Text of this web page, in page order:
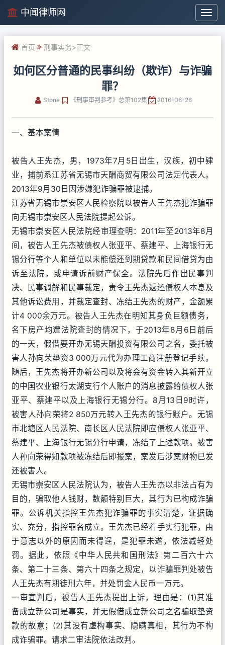
中
闻
律
中闻律师网
首页 刑事实务>正文
如何区分普通的民事纠纷（欺诈）与诈骗
罪？
Stone 《刑事审判参考》总第102集 2016-06-26
一、基本案情
被告人王先杰，男，1973年7月5日出生，汉族，初中肄
业，捕前系江苏省无锡市天酬商贸有限公司法定代表人。
2013年9月30日因涉嫌犯诈骗罪被逮捕。
江苏省无锡市崇安区人民检察院以被告人王先杰犯诈骗罪
向无锡市崇安区人民法院提起公诉。
无锡市崇安区人民法院经审理查明：2011年至2013年8月
间，被告人王先杰被债权人张亚平、蔡建平、上海银行无
锡分行等个人和单位以未能偿还到期贷款和民间借贷为由
诉至法院，或申请诉前财产保全。法院先后作出民事判
决、民事调解和民事裁定，责令王先杰返还债权人本息及
其他诉讼费用，并裁定查封、冻结王先杰的财产，金额累
计4 000余万元。被告人王先杰在明知其身负巨额债务，
名下房产均遭法院查封的情况下，于2013年8月6日前后
的一天，假借要开办无锡天酬投资有限公司之名，委托被
害人孙向荣垫资3 000万元代为办理工商注册登记手续。
随后，王先杰将开办新公司以及将会有资金转入其新开立
的中国农业银行太湖支行个人账户的消息披露给债权人张
亚平、蔡建平以及上海银行无锡分行。8月13日9时许，
被害人孙向荣将2 850万元转入王先杰的银行账户。无锡
市北塘区人民法院、南长区人民法院即应债权人张亚平、
蔡建平、上海银行无锡分行申请，冻结了上述款项。被害
人孙向荣得知款项被冻结后即报案，案发后涉案财物已发
还被害人。
无锡市崇安区人民法院认为，被告人王先杰以非法占有为
目的，骗取他人钱财，数额特别巨大，其行为已构成诈骗
罪。公诉机关指控王先杰犯诈骗罪的事实清楚，证据确
实、充分，指控罪名成立。王先杰已经着手实行犯罪，由
于意志以外的原因而未得逞，是犯罪未遂，依法减轻处
罚。据此，依照《中华人民共和国刑法》第二百六十六
条、第二十三条、第六十四条之规定，以诈骗罪判处被告
人王先杰有期徒刑六年，并处罚金人民币一万元。
一审宣判后，被告人王先杰提出上诉，理由是：(1)其准
备成立新公司是事实，并无假借成立新公司之名骗取垫资
款的故意；(2)其没有虚构事实、隐瞒真相，其行为不构
成诈骗罪。请求二审法院依法改判。